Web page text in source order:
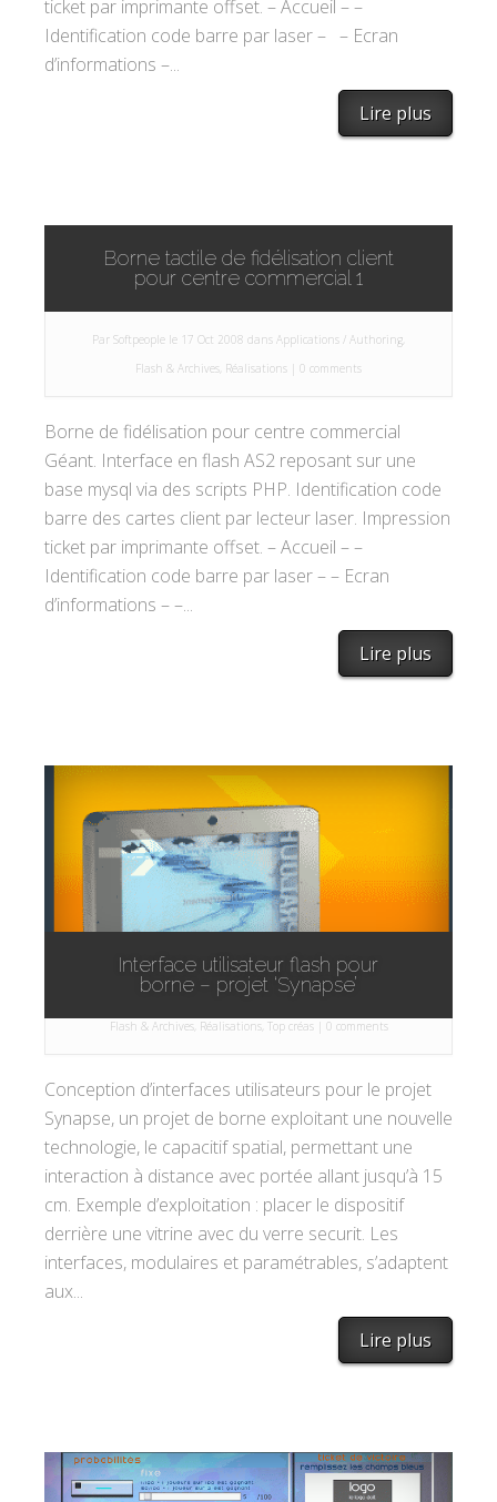
ticket par imprimante offset. – Accueil – –
Identification code barre par laser – – Ecran
d’informations –...
Lire plus
Borne tactile de fidélisation client
pour centre commercial 1
Par Softpeople le 17 Oct 2008 dans Applications / Authoring
Flash & Archives Réalisations | 0 comments
Borne de fidélisation pour centre commercial
Géant. Interface en flash AS2 reposant sur une
base mysql via des scripts PHP. Identification code
barre des cartes client par lecteur laser. Impression
ticket par imprimante offset. – Accueil – –
Identification code barre par laser – – Ecran
d’informations – –...
Lire plus
Interface utilisateur flash pour
borne – projet ‘Synapse’
le 8 Mai 2007 dans Applications / Authoring
Flash & Archives, Réalisations, Top créas| 0 comments
Conception d’interfaces utilisateurs pour le projet
Synapse, un projet de borne exploitant une nouvelle
technologie, le capacitif spatial, permettant une
interaction à distance avec portée allant jusqu’à 15
cm. Exemple d’exploitation : placer le dispositif
derrière une vitrine avec du verre securit. Les
interfaces, modulaires et paramétrables, s’adaptent
aux...
Lire plus